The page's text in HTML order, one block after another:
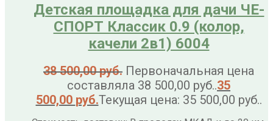
Детская площадка для дачи ЧЕ-
СПОРТ Классик 0.9 (колор,
качели 2в1) 6004
38 500,00руб. Первоначальная цена
составляла 38 500,00 руб..35
500,00 руб.Текущая цена: 35 500,00 руб..